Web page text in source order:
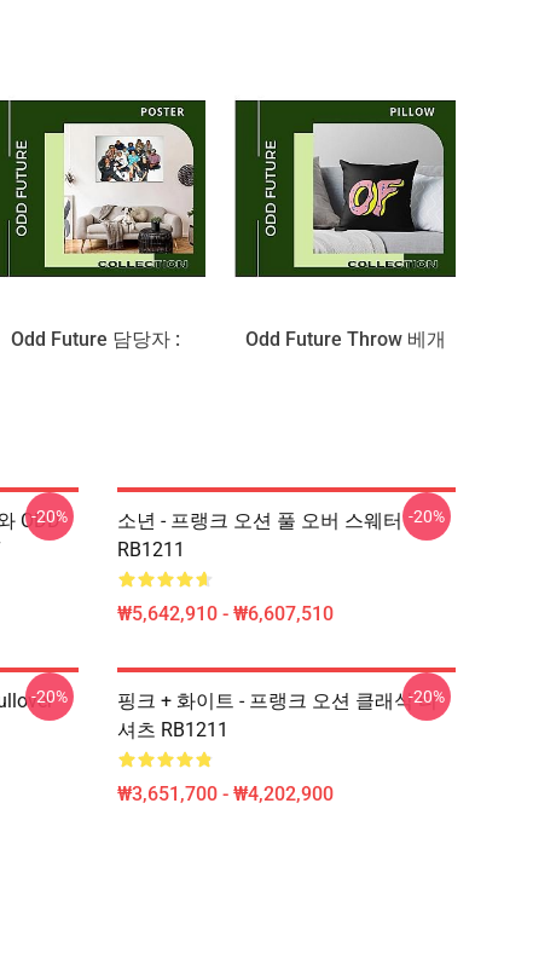
Odd Future 담당자 : Odd Future Throw 베개
ODD
-20%
소년 - 프랭크 오션 풀 오버 스웨터
RB1211
₩5,642,910 - ₩6,607,510
-20%
-20%
핑크 + 화이트 - 프랭크 오션 클래식 티
셔츠 RB1211
₩3,651,700 - ₩4,202,900
-20%